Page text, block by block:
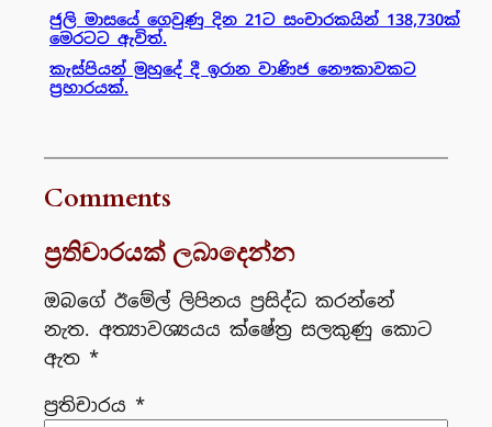
ජුලි මාසයේ ගෙවුණු දින 21ට සංචාරකයින් 138,730ක්
මෙරටට ඇවිත්.
කැස්පියන් මුහුදේ දී ඉරාන වාණිජ නෞකාවකට
ප්‍රහාරයක්.
Comments
ප්‍රතිචාරයක් ලබාදෙන්න
ඔබගේ ඊමේල් ලිපිනය ප්‍රසිද්ධ කරන්නේ
නැත. අත්‍යාවශ්‍යයය ක්ෂේත්‍ර සලකුණු කොට
ඇත *
ප්‍රතිචාරය *